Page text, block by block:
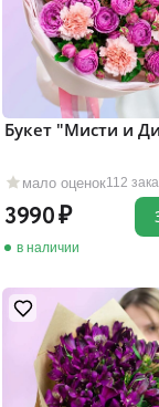
мало оценок112
Букет "Мисти и
3990
в наличии